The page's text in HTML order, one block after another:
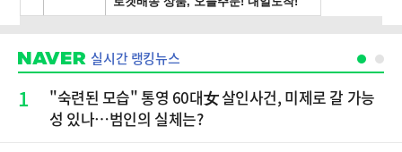
실시간 랭킹뉴스
1
"숙련된 모습" 통영 60대女 살인사건, 미제로 갈 가능
성 있나…범인의 실체는?